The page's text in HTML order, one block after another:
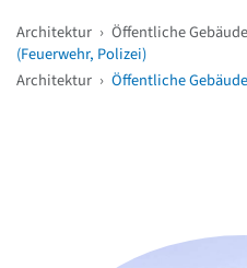
Architektur › Öffentliche Gebäude
(Feuerwehr, Polizei)
Architektur › Öffentliche Gebäude